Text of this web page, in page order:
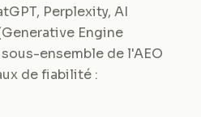
Perplexity, AI
Engine
ensemble de l'AEO
de fiabilité :